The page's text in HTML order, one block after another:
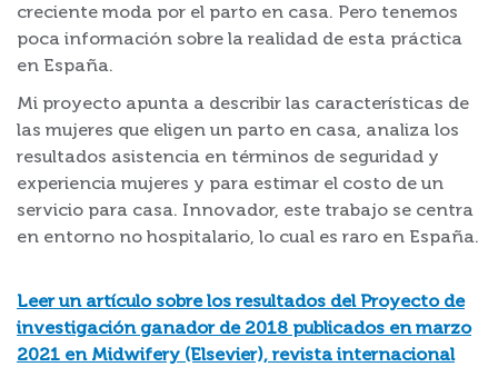
creciente moda por el parto en casa. Pero tenemos
poca información sobre la realidad de esta práctica
en España.
Mi proyecto apunta a describir las características de
las mujeres que eligen un parto en casa, analiza los
resultados asistencia en términos de seguridad y
experiencia mujeres y para estimar el costo de un
servicio para casa. Innovador, este trabajo se centra
en entorno no hospitalario, lo cual es raro en España.
Leer un artículo sobre los resultados del Proyecto de
investigación ganador de 2018 publicados en marzo
2021 en Midwifery (Elsevier), revista internacional